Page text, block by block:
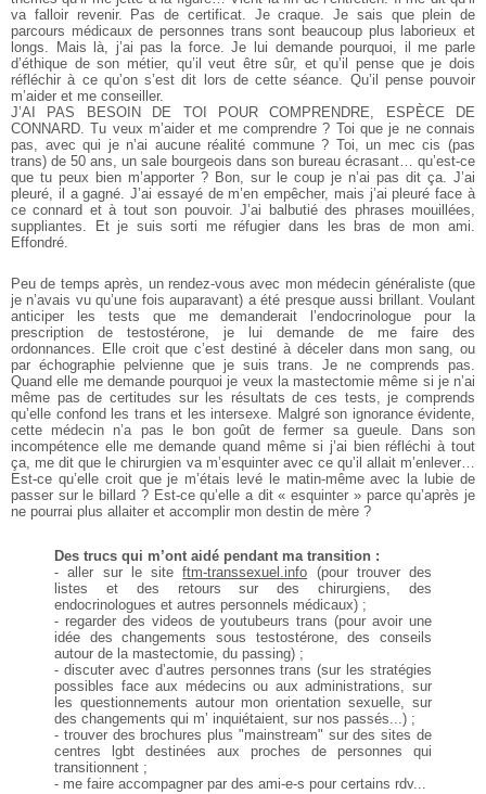
va falloir revenir. Pas de certificat. Je craque. Je sais que plein de
parcours médicaux de personnes trans sont beaucoup plus laborieux et
longs. Mais là, j’ai pas la force. Je lui demande pourquoi, il me parle
d’éthique de son métier, qu’il veut être sûr, et qu’il pense que je dois
réfléchir à ce qu’on s’est dit lors de cette séance. Qu’il pense pouvoir
m’aider et me conseiller.
J’AI PAS BESOIN DE TOI POUR COMPRENDRE, ESPÈCE DE
CONNARD. Tu veux m’aider et me comprendre ? Toi que je ne connais
pas, avec qui je n’ai aucune réalité commune ? Toi, un mec cis (pas
trans) de 50 ans, un sale bourgeois dans son bureau écrasant… qu’est-ce
que tu peux bien m’apporter ? Bon, sur le coup je n’ai pas dit ça. J’ai
pleuré, il a gagné. J’ai essayé de m’en empêcher, mais j’ai pleuré face à
ce connard et à tout son pouvoir. J’ai balbutié des phrases mouillées,
suppliantes. Et je suis sorti me réfugier dans les bras de mon ami.
Effondré.
Peu de temps après, un rendez-vous avec mon médecin généraliste (que
je n’avais vu qu’une fois auparavant) a été presque aussi brillant. Voulant
anticiper les tests que me demanderait l’endocrinologue pour la
prescription de testostérone, je lui demande de me faire des
ordonnances. Elle croit que c’est destiné à déceler dans mon sang, ou
par échographie pelvienne que je suis trans. Je ne comprends pas.
Quand elle me demande pourquoi je veux la mastectomie même si je n’ai
même pas de certitudes sur les résultats de ces tests, je comprends
qu’elle confond les trans et les intersexe. Malgré son ignorance évidente,
cette médecin n’a pas le bon goût de fermer sa gueule. Dans son
incompétence elle me demande quand même si j’ai bien réfléchi à tout
ça, me dit que le chirurgien va m’esquinter avec ce qu’il allait m’enlever…
Est-ce qu’elle croit que je m’étais levé le matin-même avec la lubie de
passer sur le billard ? Est-ce qu’elle a dit « esquinter » parce qu’après je
ne pourrai plus allaiter et accomplir mon destin de mère ?
Des trucs qui m’ont aidé pendant ma transition :
- aller sur le siteftm-transsexuel.info (pour trouver des
listes et des retours sur des chirurgiens, des
endocrinologues et autres personnels médicaux) ;
- regarder des videos de youtubeurs trans (pour avoir une
idée des changements sous testostérone, des conseils
autour de la mastectomie, du passing) ;
- discuter avec d’autres personnes trans (sur les stratégies
possibles face aux médecins ou aux administrations, sur
les questionnements autour mon orientation sexuelle, sur
des changements qui m’ inquiétaient, sur nos passés...) ;
- trouver des brochures plus "mainstream" sur des sites de
centres lgbt destinées aux proches de personnes qui
transitionnent ;
- me faire accompagner par des ami-e-s pour certains rdv...